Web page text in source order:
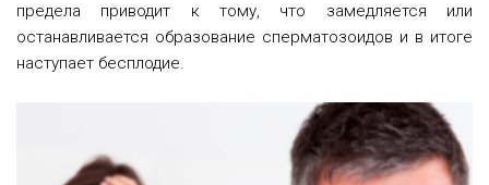
предела приводит к тому, что замедляется или
останавливается образование сперматозоидов и в итоге
наступает бесплодие.